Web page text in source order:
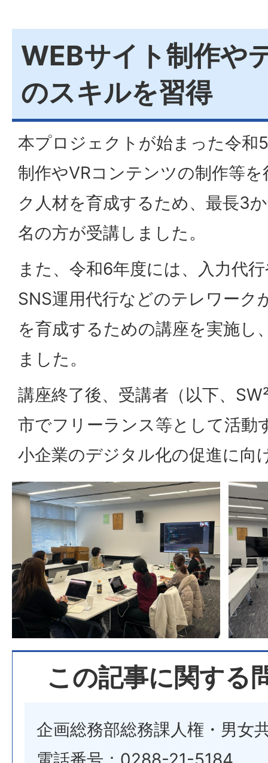
WEBサイト制作や
のスキルを習得
本プロジェクトが始まった令和
制作やVRコンテンツの制作等
ク人材を育成するため、最長3
名の方が受講しました。
また、令和6年度には、入力代
SNS運用代行などのテレワーク
を育成するための講座を実施し
ました。
講座終了後、受講者（以下、
市でフリーランス等として活動
小企業のデジタル化の促進に向
この記事に関する
企画総務部総務課人権・男女